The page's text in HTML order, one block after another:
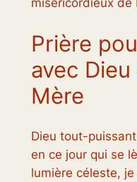
miséricordieux de
Prière
avec
Mère
Dieu tout-
en ce jour qui se
lumière céleste,